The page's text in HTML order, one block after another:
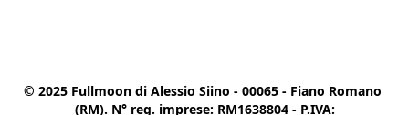
© 2025 Fullmoon di Alessio Siino - 00065 - Fiano Romano
(RM). N° reg. imprese: RM1638804 - P.IVA: